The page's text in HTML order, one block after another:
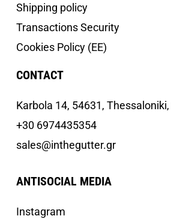
Shipping policy
Transactions Security
Cookies Policy (EE)
CONTACT
Κarbola 14, 54631, Thessaloniki,
+30 6974435354
sales@inthegutter.gr
ANTISOCIAL MEDIA
Instagram